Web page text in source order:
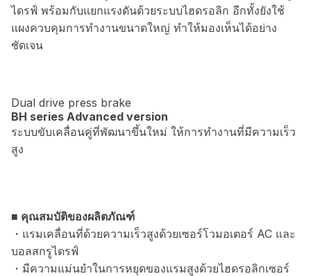
ไดรฟ์ พร้อมกับแยกแรงดันด้วยระบบไฮดรอลิก อีกทั้งยังใช้
แผงควบคุมการทำงานขนาดใหญ่ ทำให้มองเห็นได้อย่าง
ชัดเจน
Dual drive press brake
BH series Advanced version
ระบบขับเคลื่อนคู่ที่พัฒนาขึ้นใหม่ ให้การทำงานที่มีความเร็ว
สูง
■ คุณสมบัติของผลิตภัณฑ์
・แรมเคลื่อนที่ด้วยความเร็วสูงด้วยเซอร์โวมอเตอร์ AC และ
บอลสกรูไดรฟ์
・มีความแม่นยำในการหยุดของแรมสูงด้วยไฮดรอลิกเซอร์